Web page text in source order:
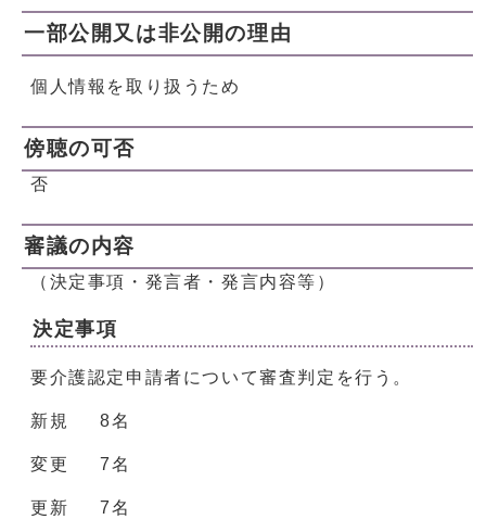
一部公開又は非公開の理由
個人情報を取り扱うため
傍聴の可否
否
審議の内容
（決定事項・発言者・発言内容等）
決定事項
要介護認定申請者について審査判定を行う。
新規 8名
変更 7名
更新 7名